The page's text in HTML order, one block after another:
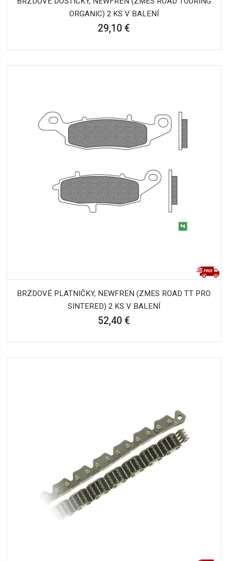
ORGANIC) 2 KS V BALENÍ
29,10 €
BRZDOVÉ PLATNIČKY, NEWFREN (ZMES ROAD TT PRO
SINTERED) 2 KS V BALENÍ
52,40 €